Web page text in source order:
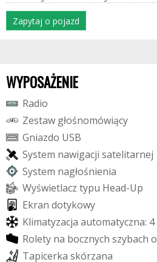
Zapytaj o pojazd
WYPOSAŻENIE
Radio
Zestaw głośnomówiący
Gniazdo USB
System nawigacji satelitarnej
System nagłośnienia
Wyświetlacz typu Head-Up
Ekran dotykowy
Klimatyzacja automatyczna: 4
Rolety na bocznych szybach o
Tapicerka skórzana